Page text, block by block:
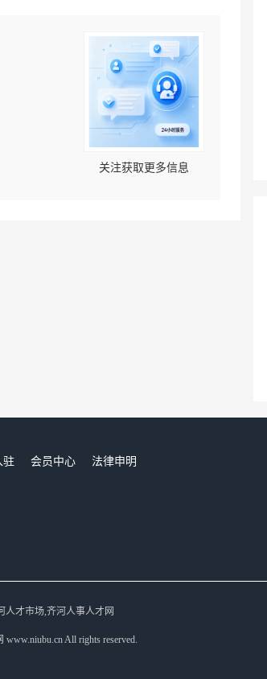
关注获取更多信息
驻 会员中心
法律申明
人才市场,齐河人事人才网
All rights reserved.